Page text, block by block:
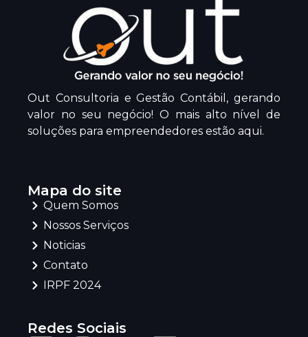
Out Consultoria e Gestão Contábil, gerando
valor no seu negócio! O mais alto nível de
soluções para empreendedores estão aqui.
Mapa do site
Quem Somos
Nossos Serviços
Noticias
Contato
IRPF 2024
Redes Sociais